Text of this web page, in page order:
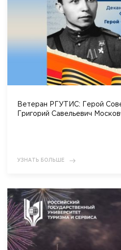
Ветеран РГУТИС: Герой
Григорий Савельевич
УЗНАТЬ БОЛЬШЕ